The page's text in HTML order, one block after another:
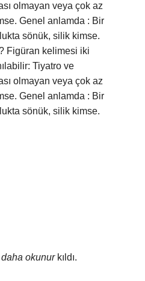
olmayan veya çok az
Genel anlamda : Bir
sönük, silik kimse.
Figüran kelimesi iki
Tiyatro ve
olmayan veya çok az
Genel anlamda : Bir
sönük, silik kimse.
daha okunurkıldı.